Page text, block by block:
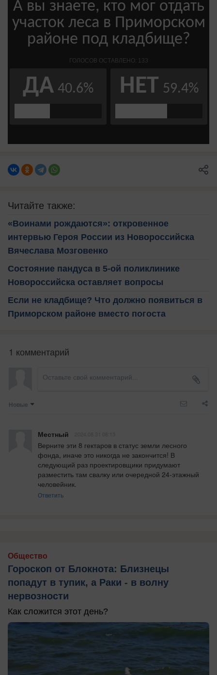
Читайте также:
«Воинами рождаются»: откровенное
интервью Героя России из Новороссийска
Вячеслава Мозговенко
Состояние пандуса в 5-ой поликлинике
Новороссийска оставляет вопросы
Если не кладбище? Что должно появиться в
Приморском районе вместо погоста
1 комментарий
Новые
Местный
Верните эти 8 гектаров в статус земли лесного
фонда, иначе это никогда не закончится! В
следующий раз проектировщики придумают
разместить там свалку или очередной 24-этажный
человейник.
Ответить
Общество
Гороскоп от Блокнота: Близнецы
попадут в тупик, а Раки - в волну
нервозности
Как сложится этот день?